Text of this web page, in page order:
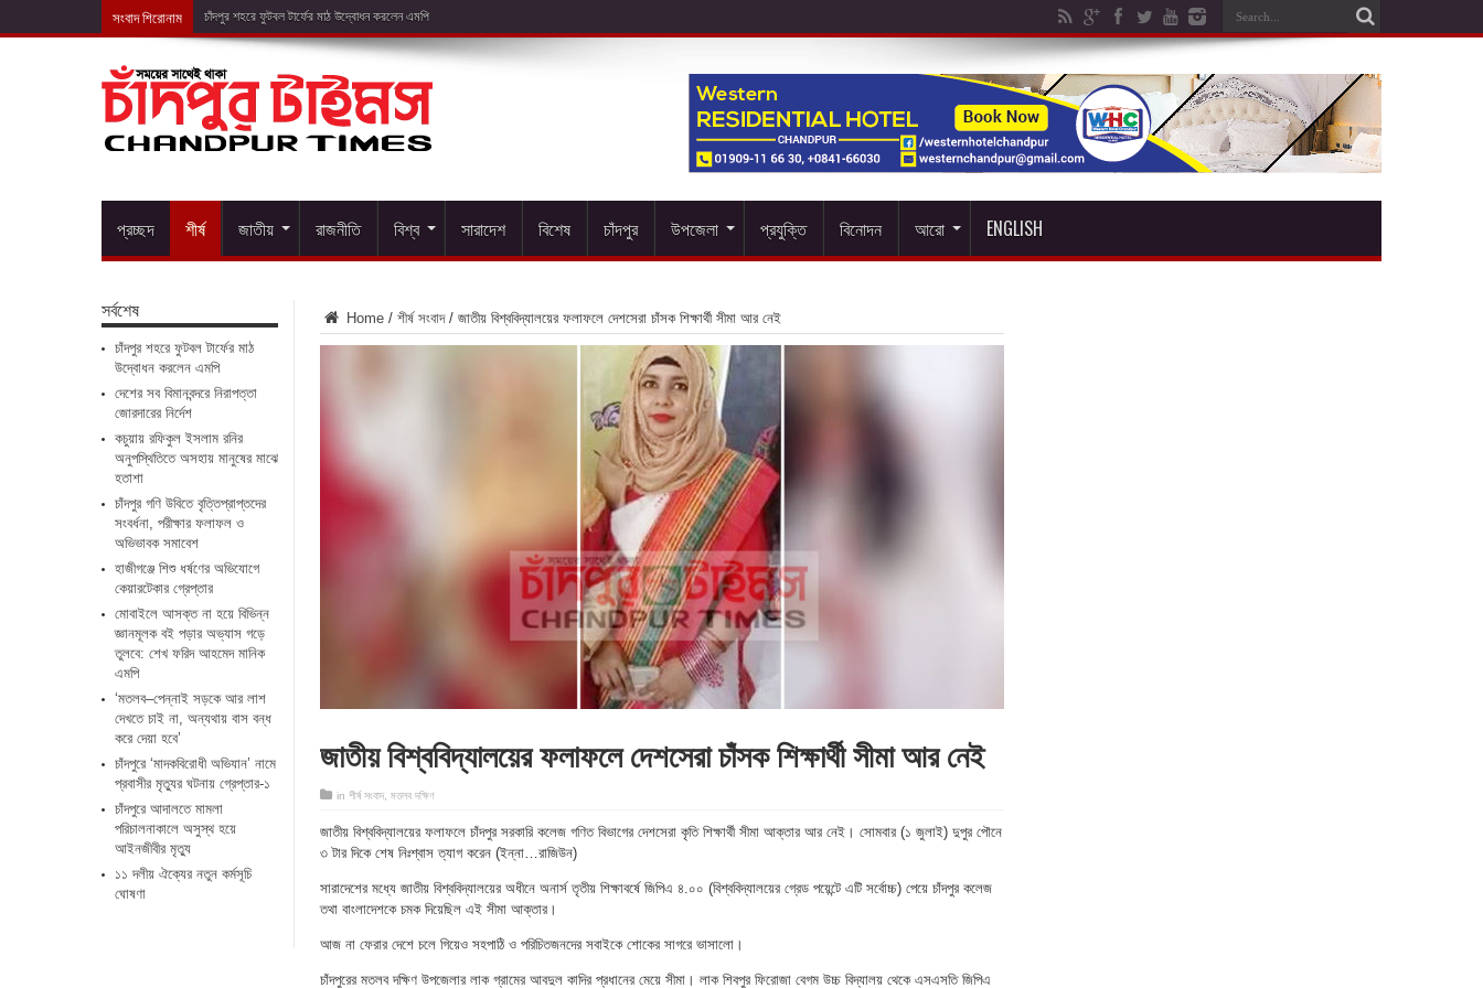
সংবাদ শিরোনাম দেশের সব বিম
প্রচ্ছদ শীর্ষ জাতীয় রাজনীতি বিশ্ব সারাদেশ বিশেষ চাঁদপুর উপজেলা প্রযুক্তি বিনোদন আরো ENGLISH
Home / শীর্ষ সংবাদ / জাতীয় বিশ্ববিদ্যালয়ের ফলাফলে দেশসেরা চাঁসক শিক্ষার্থী সীমা আর নেই
জাতীয় বিশ্ববিদ্যালয়ের ফলাফলে দেশসেরা চাঁসক শিক্ষার্থী সীমা আর নেই
in শীর্ষ সংবাদ মতলব দক্ষিণ
জাতীয় বিশ্ববিদ্যালয়ের ফলাফলে চাঁদপুর সরকারি কলেজ গণিত বিভাগের দেশসেরা কৃতি শিক্ষার্থী সীমা আক্তার আর নেই। সোমবার (১ জুলাই) দুপুর পৌনে
৩ টার দিকে শেষ নিঃশ্বাস ত্যাগ করেন (ইন্না…রাজিউন)
সারাদেশের মধ্যে জাতীয় বিশ্ববিদ্যালয়ের অধীনে অনার্স তৃতীয় শিক্ষাবর্ষে জিপিএ ৪.০০ (বিশ্ববিদ্যালয়ের গ্রেড পয়েন্টে এটি সর্বোচ্চ) পেয়ে চাঁদপুর কলেজ
তথা বাংলাদেশকে চমক দিয়েছিল এই সীমা আক্তার।
আজ না ফেরার দেশে চলে গিয়েও সহপাঠি ও পরিচিতজনদের সবাইকে শোকের সাগরে ভাসালো।
চাঁদপুরের মতলব দক্ষিণ উপজেলার লাক গ্রামের আবদুল কাদির প্রধানের মেয়ে সীমা। লাক শিবপুর ফিরোজা বেগম উচ্চ বিদ্যালয় থেকে এসএসতি জিপিএ
সর্বশেষ
চাঁদপুর শহরে ফুটবল টার্ফের মাঠ
উদ্বোধন করলেন এমপি
দেশের সব বিমানবন্দরে নিরাপত্তা
জোরদারের নির্দেশ
কচুয়ায় রফিকুল ইসলাম রনির
অনুপস্থিতিতে অসহায় মানুষের মাঝে
হতাশা
চাঁদপুর গণি উবিতে বৃত্তিপ্রাপ্তদের
সংবর্ধনা, পরীক্ষার ফলাফল ও
অভিভাবক সমাবেশ
হাজীগঞ্জে শিশু ধর্ষণের অভিযোগে
কেয়ারটেকার গ্রেপ্তার
মোবাইলে আসক্ত না হয়ে বিভিন্ন
জ্ঞানমূলক বই পড়ার অভ্যাস গড়ে
তুলবে: শেখ ফরিদ আহমেদ মানিক
এমপি
‘মতলব–পেন্নাই সড়কে আর লাশ
দেখতে চাই না, অন্যথায় বাস বন্ধ
করে দেয়া হবে’
চাঁদপুরে ‘মাদকবিরোধী অভিযান’ নামে
প্রবাসীর মৃত্যুর ঘটনায় গ্রেপ্তার-১
চাঁদপুরে আদালতে মামলা
পরিচালনাকালে অসুস্থ হয়ে
আইনজীবীর মৃত্যু
১১ দলীয় ঐক্যের নতুন কর্মসূচি
ঘোষণা